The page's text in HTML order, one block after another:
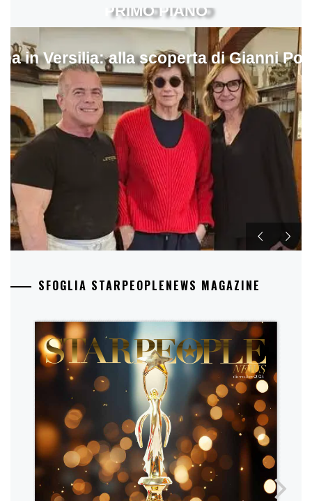
in Versilia: alla scoperta di Gianni
PRIMO PIANO
SFOGLIA STARPEOPLENEWS MAGAZINE